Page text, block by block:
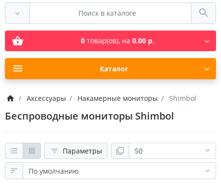
0товар(ов), на 0.00 р.
Каталог
Аксессуары Накамерные мониторы Shimbol
Беспроводные мониторы Shimbol
Параметры